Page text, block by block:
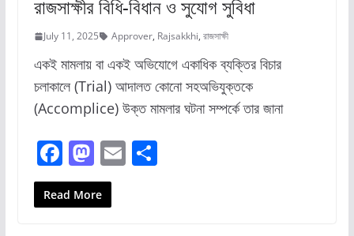
রাজসাক্ষীর বিধি-বিধান ও সুযোগ সুবিধা
July 11, 2025 Approver, Rajsakkhi, রাজসাক্ষী
একই মামলায় বা একই অভিযোগে একাধিক ব্যক্তির বিচার
চলাকালে (Trial) আদালত কোনো সহঅভিযুক্তকে
(Accomplice) উক্ত মামলার ঘটনা সম্পর্কে তার জানা
F
a
c
M
a
st
E S
Read More